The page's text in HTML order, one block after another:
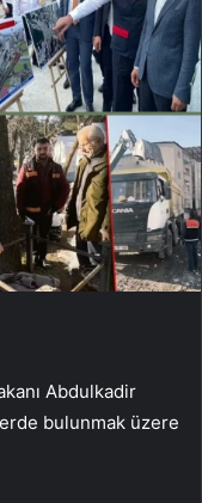
Abdulkadir
bulunmak üzere